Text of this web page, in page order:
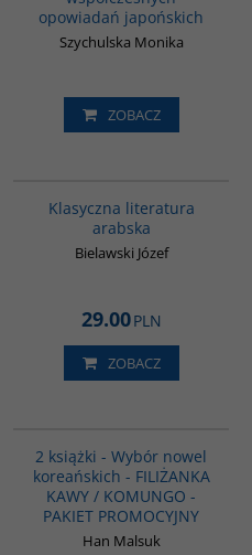
opowiadań japońskich
Szychulska Monika
ZOBACZ
Klasyczna literatura
arabska
Bielawski Józef
29.00PLN
ZOBACZ
2 książki - Wybór nowel
koreańskich - FILIŻANKA
KAWY / KOMUNGO -
PAKIET PROMOCYJNY
Han Malsuk